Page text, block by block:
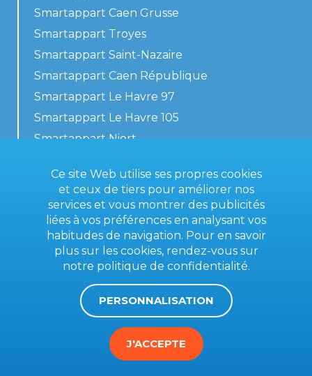
Smartappart Caen Grusse
Smartappart Troyes
Smartappart Saint-Nazaire
Smartappart Caen République
Smartappart Le Havre 97
Smartappart Le Havre 105
Smartappart Niort
Contactez-nous
Conditions générales
Mentions légales
Ce site Web utilise ses propres cookies
et ceux de tiers pour améliorer nos
services et vous montrer des publicités
liées à vos préférences en analysant vos
habitudes de navigation. Pour en savoir
plus sur les cookies, rendez-vous sur
notre politique de confidentialité.
PERSONNALISATION
J'ACCEPTE